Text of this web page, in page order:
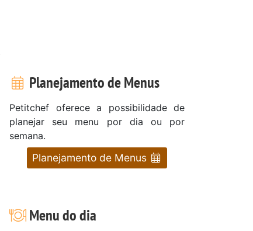
Planejamento de Menus
Petitchef oferece a possibilidade de
planejar seu menu por dia ou por
semana.
Planejamento de Menus
Menu do dia